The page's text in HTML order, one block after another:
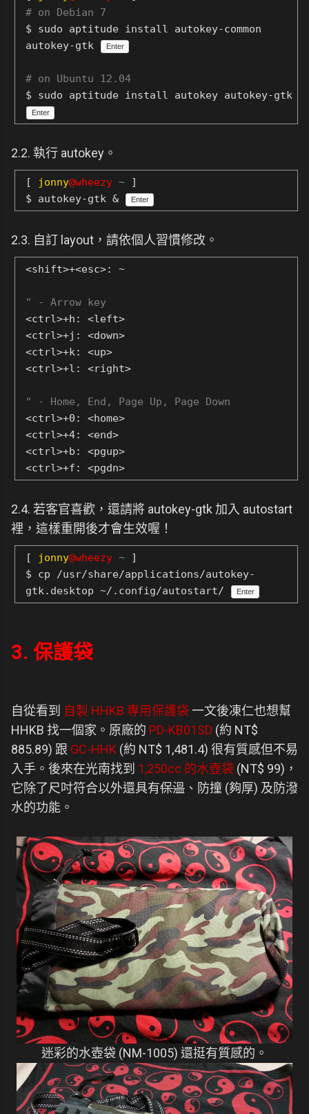
# on Debian 7
$ sudo aptitude install autokey-common
autokey-gtk
Enter
# on Ubuntu 12.04
$ sudo aptitude install autokey autokey-gtk
Enter
2.2. 執行 autokey。
[ jonny@wheezy ~ ]
$ autokey-gtk &
Enter
2.3. 自訂 layout，請依個人習慣修改。
<shift>+<esc>: ~
" - Arrow key
<ctrl>+h: <left>
<ctrl>+j: <down>
<ctrl>+k: <up>
<ctrl>+l: <right>
" - Home, End, Page Up, Page Down
<ctrl>+0: <home>
<ctrl>+4: <end>
<ctrl>+b: <pgup>
<ctrl>+f: <pgdn>
2.4. 若客官喜歡，還請將 autokey-gtk 加入 autostart
裡，這樣重開後才會生效喔！
[ jonny@wheezy ~ ]
$ cp /usr/share/applications/autokey-
gtk.desktop ~/.config/autostart/
Enter
3. 保護袋
自從看到 自製 HHKB 專用保護袋 一文後凍仁也想幫
HHKB 找一個家。原廠的 PD-KB01SD (約 NT$
885.89) 跟 GC-HHK (約 NT$ 1,481.4) 很有質感但不易
入手。後來在光南找到 1,250cc 的水壺袋 (NT$ 99)，
它除了尺吋符合以外還具有保溫 、防撞 (夠厚) 及防潑
水的功能。
迷彩的水壺袋 (NM-1005) 還挺有質感的。